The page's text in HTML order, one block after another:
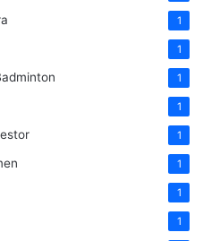
1
1
1
1
1
1
1
1